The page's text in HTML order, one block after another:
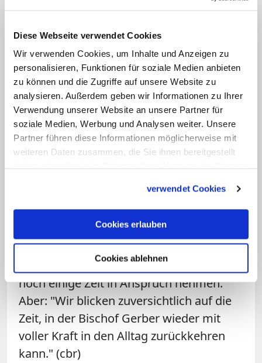
Diese Webseite verwendet Cookies
Wir verwenden Cookies, um Inhalte und Anzeigen zu
personalisieren, Funktionen für soziale Medien anbieten
zu können und die Zugriffe auf unsere Website zu
analysieren. Außerdem geben wir Informationen zu Ihrer
Verwendung unserer Website an unsere Partner für
soziale Medien, Werbung und Analysen weiter. Unsere
Partner führen diese Informationen möglicherweise mit
weiteren Daten zusammen, die Sie ihnen bereitgestellt
verwendet Cookies
Cookies erlauben
Cookies ablehnen
schnell erkannt und der Tumor entfernt
ermutigen, Vorsorgeuntersuchungen
wahrzunehmen und nicht
aufzuschieben", erklärte der Bischof. "Sie
dienen dem frühzeitigen, dem
rechtzeitigen Erkennen von Anzeichen
gefährlicher Erkrankungen und können
den Verlauf grundlegend verändern."
Verlauf der Behandlung und die guten
Aussichten" sagte derGeneralvikar des
und Stellvertreter des Bischofs,
Martin Stanke. Die Reha und die
vollständige Genesung Gerbers würden
noch einige Zeit in Anspruch nehmen.
Aber: "Wir blicken zuversichtlich auf die
Zeit, in der Bischof Gerber wieder mit
voller Kraft in den Alltag zurückkehren
kann." (cbr)